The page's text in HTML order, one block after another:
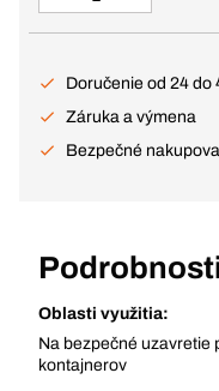
Doručenie od 24 do
Záruka a výmena
Bezpečné
Oblasti využitia:
Na bezpečné uzavretie
kontajnerov